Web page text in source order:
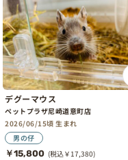
デグーマウス
ペットプラザ尼崎道意町店
2026/06/15頃 生まれ
男の仔
￥15,800 (税込￥17,380)